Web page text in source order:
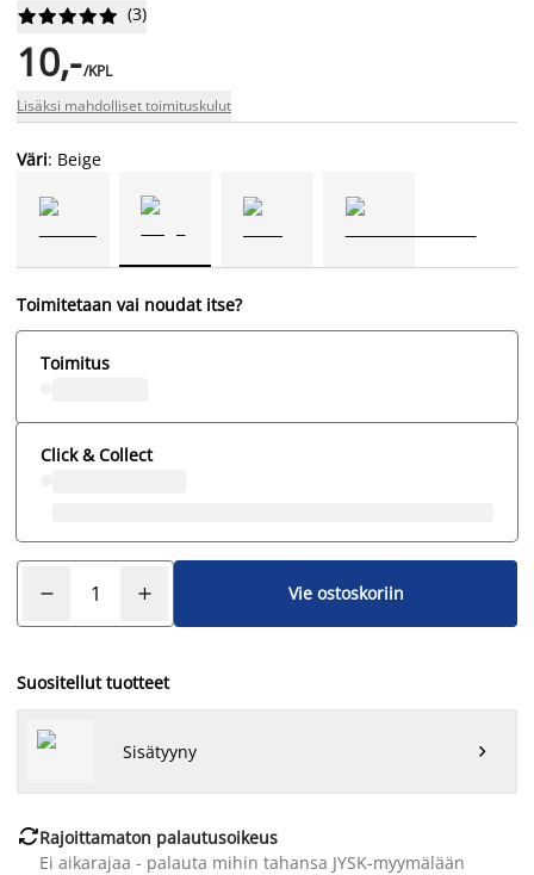





 (3)
10,-/KPL
Lisäksi mahdolliset toimituskulut
Väri: Beige
Toimitetaan vai noudat itse?
Toimitus
Click & Collect
Vie ostoskoriin
Suositellut tuotteet
Sisätyyny 
Rajoittamaton palautusoikeus
Ei aikarajaa - palauta mihin tahansa JYSK-myymälään